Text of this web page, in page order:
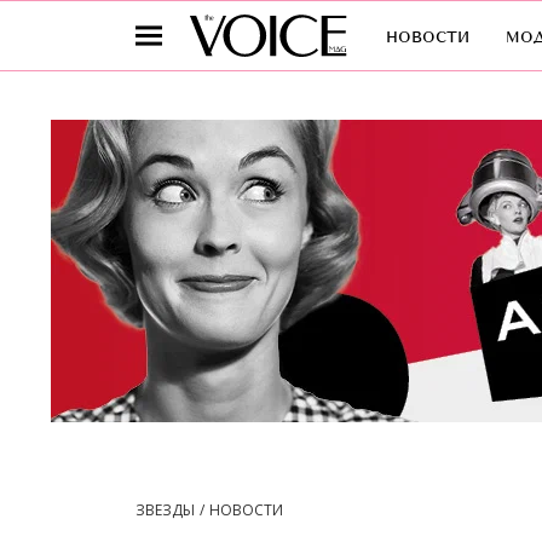
новости
ЗВЕЗДЫ НОВОСТИ